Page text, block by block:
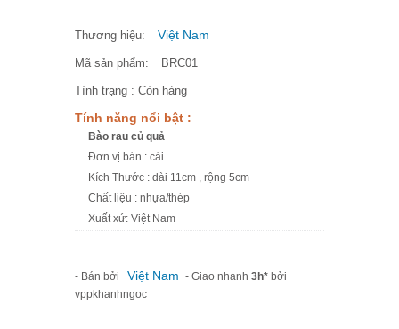
Thương hiệu: Việt Nam
Mã sản phẩm: BRC01
Tình trạng : Còn hàng
Tính năng nổi bật :
Bào rau củ quả
Đơn vị bán : cái
Kích Thước : dài 11cm , rộng 5cm
Chất liệu : nhựa/thép
Xuất xứ: Việt Nam
- Bán bởi Việt Nam - Giao nhanh 3h* bởi
vppkhanhngoc